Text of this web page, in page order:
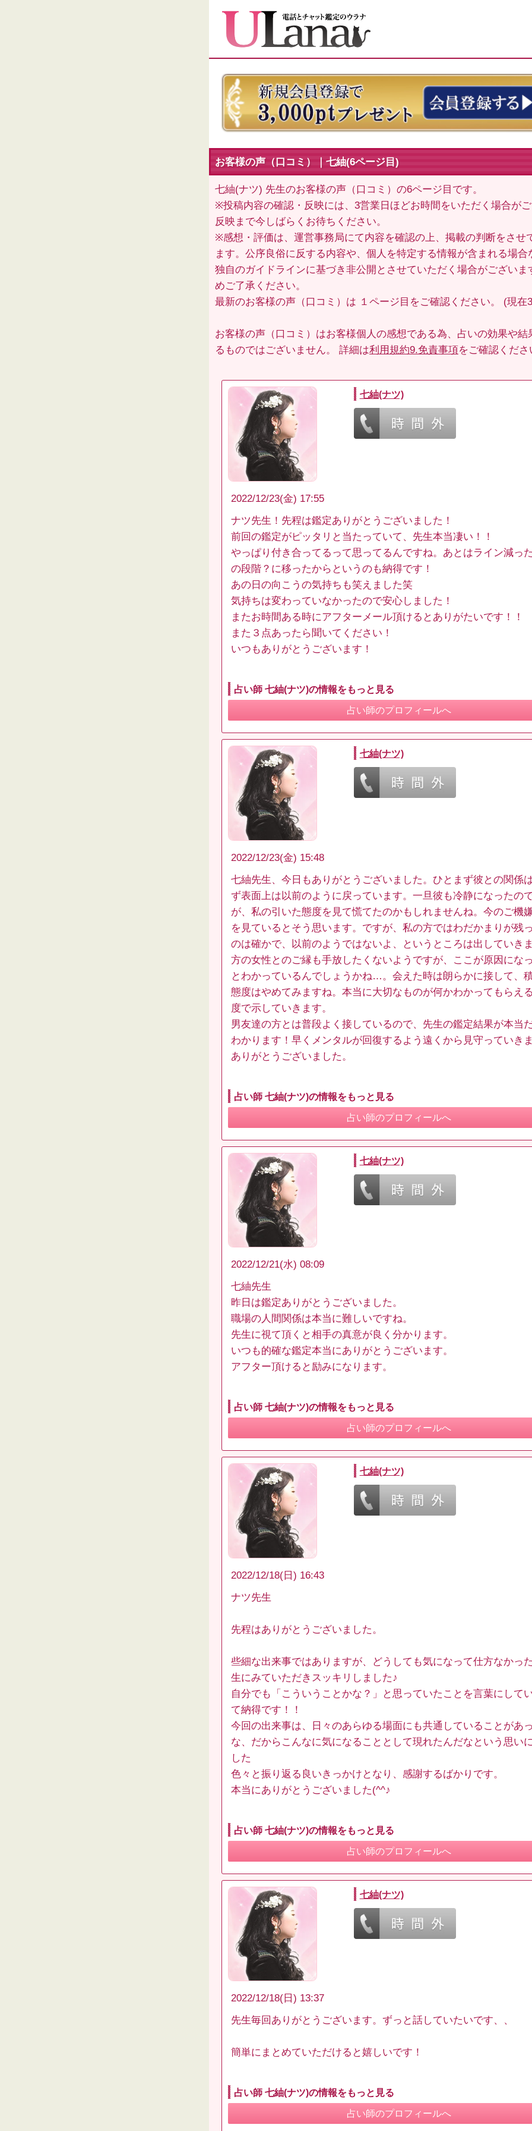
お客様の声（口コミ）｜七紬(6ページ目)
七紬(ナツ) 先生のお客様の声（口コミ）の6ページ目です。
※投稿内容の確認・反映には、3営業日ほどお時間をいただく場合が
反映まで今しばらくお待ちください。
※感想・評価は、運営事務局にて内容を確認の上、掲載の判断をさせ
ます。公序良俗に反する内容や、個人を特定する情報が含まれる場合
独自のガイドラインに基づき非公開とさせていただく場合がございま
めご了承ください。
最新のお客様の声（口コミ）は １ページ目 をご確認ください。 (現在
お客様の声（口コミ）はお客様個人の感想である為、占いの効果や結
るものではございません。 詳細は利用規約9.免責事項をご確認くださ
七紬(ナツ)
2022/12/23(金) 17:55
ナツ先生！先程は鑑定ありがとうございました！
前回の鑑定がピッタリと当たっていて、先生本当凄い！！
やっぱり付き合ってるって思ってるんですね。あとはライン減っ
の段階？に移ったからというのも納得です！
あの日の向こうの気持ちも笑えました笑
気持ちは変わっていなかったので安心しました！
またお時間ある時にアフターメール頂けるとありがたいです！！
また３点あったら聞いてください！
いつもありがとうございます！
占い師 七紬(ナツ)の情報をもっと見る
占い師のプロフィールへ
七紬(ナツ)
2022/12/23(金) 15:48
七紬先生、今日もありがとうございました。ひとまず彼との関係
ず表面上は以前のように戻っています。一旦彼も冷静になったの
が、私の引いた態度を見て慌てたのかもしれませんね。今のご機
を見ているとそう思います。ですが、私の方ではわだかまりが残
のは確かで、以前のようではないよ、というところは出していき
方の女性とのご縁も手放したくないようですが、ここが原因にな
とわかっているんでしょうかね…。会えた時は朗らかに接して、
態度はやめてみますね。本当に大切なものが何かわかってもらえ
度で示していきます。
男友達の方とは普段よく接しているので、先生の鑑定結果が本当
わかります！早くメンタルが回復するよう遠くから見守っていき
ありがとうございました。
占い師 七紬(ナツ)の情報をもっと見る
占い師のプロフィールへ
七紬(ナツ)
2022/12/21(水) 08:09
七紬先生
昨日は鑑定ありがとうございました。
職場の人間関係は本当に難しいですね。
先生に視て頂くと相手の真意が良く分かります。
いつも的確な鑑定本当にありがとうございます。
アフター頂けると励みになります。
占い師 七紬(ナツ)の情報をもっと見る
占い師のプロフィールへ
七紬(ナツ)
2022/12/18(日) 16:43
ナツ先生
先程はありがとうございました。
些細な出来事ではありますが、どうしても気になって仕方なかっ
生にみていただきスッキリしました♪
自分でも「こういうことかな？」と思っていたことを言葉にして
て納得です！！
今回の出来事は、日々のあらゆる場面にも共通していることがあ
な、だからこんなに気になることとして現れたんだなという思い
した
色々と振り返る良いきっかけとなり、感謝するばかりです。
本当にありがとうございました(^^♪
占い師 七紬(ナツ)の情報をもっと見る
占い師のプロフィールへ
七紬(ナツ)
2022/12/18(日) 13:37
先生毎回ありがとうございます。ずっと話していたいです、、
簡単にまとめていただけると嬉しいです！
占い師 七紬(ナツ)の情報をもっと見る
占い師のプロフィールへ